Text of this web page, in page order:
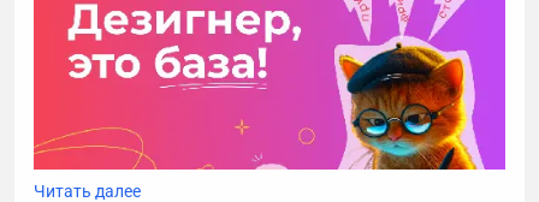
Читать далее